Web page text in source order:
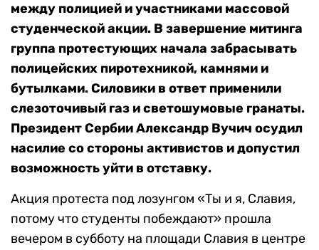
между полицией и участниками массовой
студенческой акции. В завершение митинга
группа протестующих начала забрасывать
полицейских пиротехникой, камнями и
бутылками. Силовики в ответ применили
слезоточивый газ и светошумовые гранаты.
Президент Сербии Александр Вучич осудил
насилие со стороны активистов и допустил
возможность уйти в отставку.
Акция протеста под лозунгом «Ты и я, Славия,
потому что студенты побеждают» прошла
вечером в субботу на площади Славия в центре